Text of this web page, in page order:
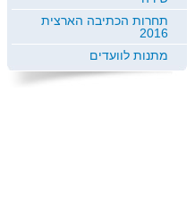
תחרות הכתיבה הארצית
2016
מתנות לוועדים